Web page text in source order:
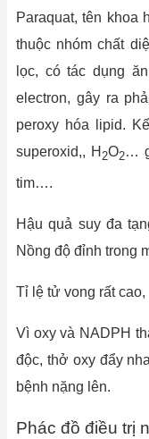
Paraquat, tên khoa
thuộc nhóm chất
lọc, có tác dụng
electron, gây ra
peroxy hóa lipid.
superoxid,, H 2O2…
tim….
Hậu quả suy đa
Nồng độ đỉnh trong
Tỉ lệ tử vong rất
Vì oxy và NADPH
độc, thở oxy đẩy
bệnh nặng lên.
Phác đồ điều trị